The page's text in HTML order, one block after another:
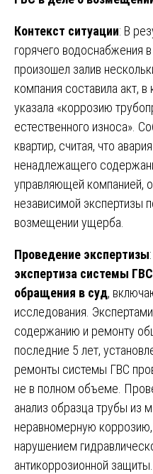
Контекст ситуации: В
горячего водоснабжения
произошел залив
компания составила акт,
указала «коррозию
естественного износа».
квартир, считая, что
ненадлежащего
управляющей компанией,
независимой экспертизы
возмещении ущерба.
Проведение экспертизы
экспертиза системы
обращения в суд,
исследования.
содержанию и ремонту
последние 5 лет,
ремонты системы ГВС
не в полном объеме.
анализ образца трубы из
неравномерную
нарушением
антикоррозионной